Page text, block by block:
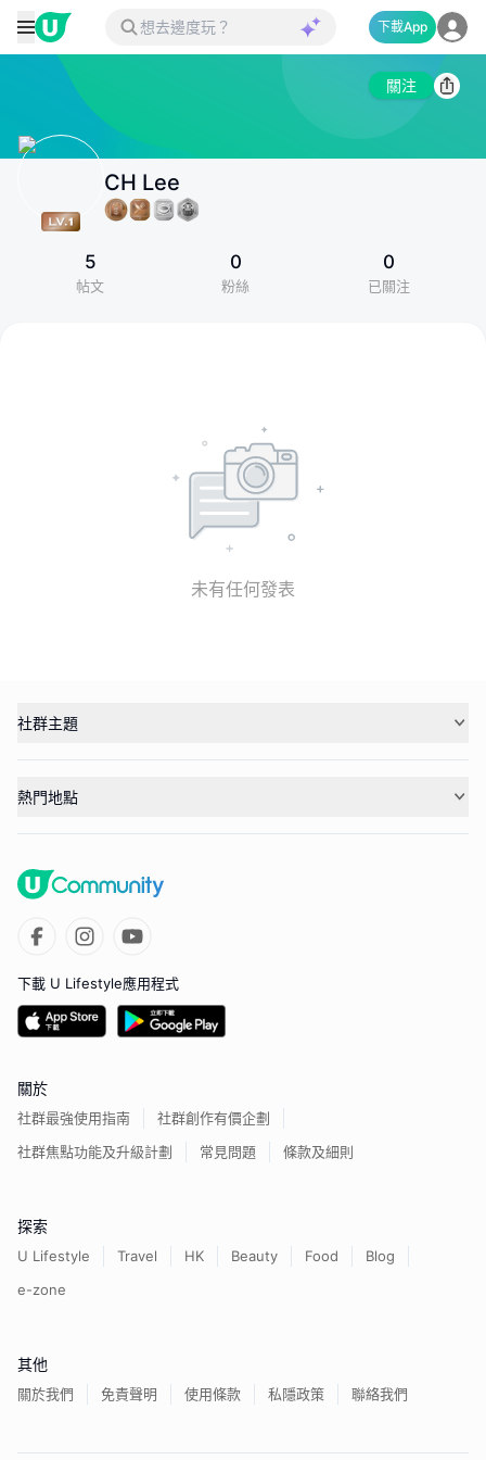
下載App
關注
CH Lee
5
帖文
0
粉絲
0
已關注
未有任何發表
社群主題
熱門地點
下載 U Lifestyle應用程式
關於
社群最強使用指南
社群創作有價企劃
社群焦點功能及升級計劃
常見問題 條款及細則
探索
U Lifestyle Travel HK Beauty Food
Blog
e-zone
其他
關於我們 免責聲明 使用條款 私隱政策 聯絡我們